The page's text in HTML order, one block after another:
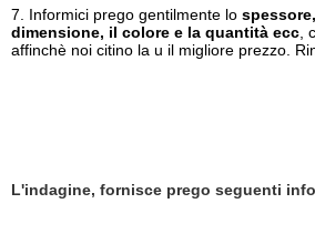
7. Informici prego gentilmente lo
dimensione, il colore e la quantità ecc
affinchè noi citino la u il migliore prezzo.
L'indagine, fornisce prego seguenti